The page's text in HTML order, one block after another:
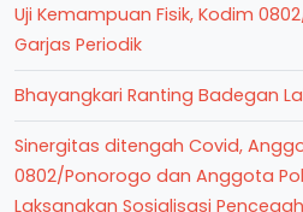
Uji Kemampuan Fisik, Kodim
Garjas Periodik
Bhayangkari Ranting Badegan
Sinergitas ditengah Covid,
0802/Ponorogo dan Anggota
Laksanakan Sosialisasi